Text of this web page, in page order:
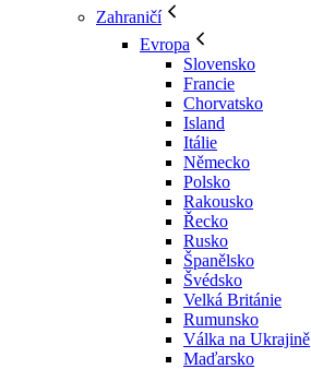
Zahraničí
Evropa
Slovensko
Francie
Chorvatsko
Island
Itálie
Německo
Polsko
Rakousko
Řecko
Rusko
Španělsko
Švédsko
Velká Británie
Rumunsko
Válka na Ukrajině
Maďarsko